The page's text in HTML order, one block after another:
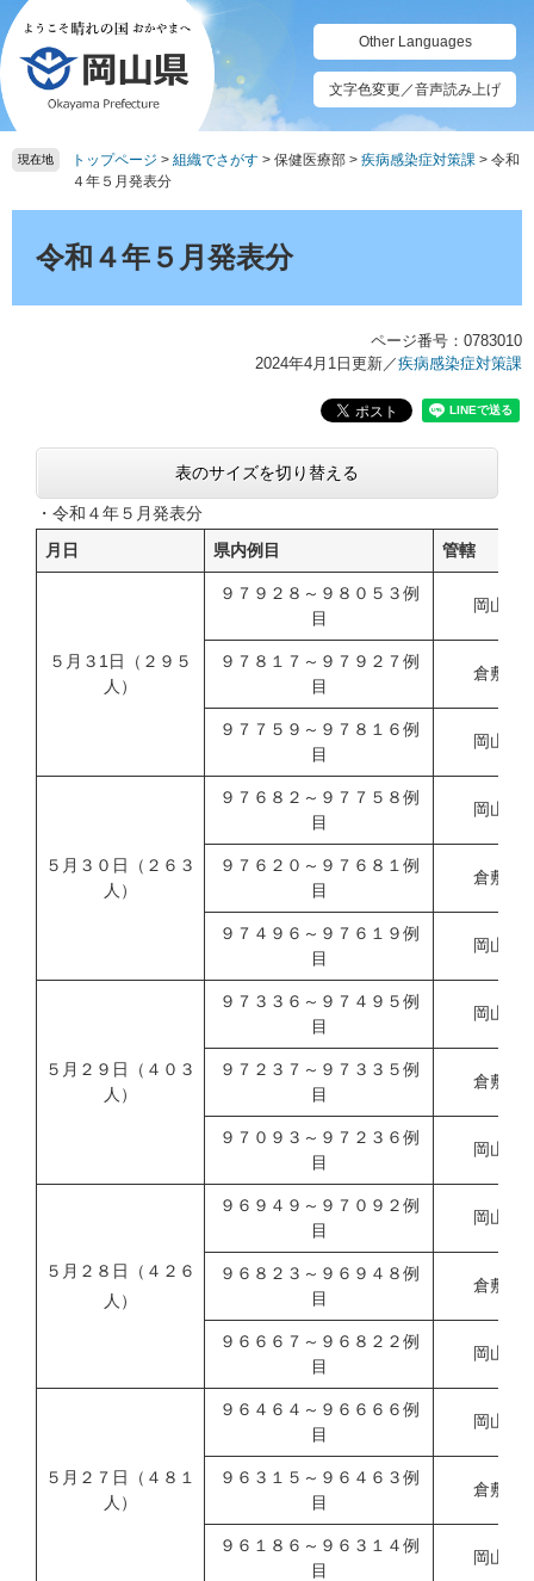
ペ
ー
ジ
の
先
頭
メ
ニ
ュ
ー
を
飛
て
Other Languages
文字色変更／音声読み上げ
現在地 トップページ > 組織でさがす > 保健医療部 > 疾病感染症対策課 > 令和
４年５月発表分
令和４年５月発表分
ページ番号：0783010
2024年4月1日更新／疾病感染症対策課
表のサイズを切り替える
・令和４年５月発表分
月日
県内例目 管轄
５月３1日（２９５
人）
９７９２８～９８０５３例
目
岡山市
９７８１７～９７９２７例
目
倉敷市
９７７５９～９７８１６例
目
岡山県
５月３０日（２６３
人）
９７６８２～９７７５８例
目
岡山市
９７６２０～９７６８１例
目
倉敷市
９７４９６～９７６１９例
目
岡山県
５月２９日（４０３
人）
９７３３６～９７４９５例
目
岡山市
９７２３７～９７３３５例
目
倉敷市
９７０９３～９７２３６例
目
岡山県
５月２８日（４２６
人）
９６９４９～９７０９２例
目
岡山市
９６８２３～９６９４８例
目
倉敷市
９６６６７～９６８２２例
目
岡山県
５月２７日（４８１
人）
９６４６４～９６６６６例
目
岡山市
９６３１５～９６４６３例
目
倉敷市
９６１８６～９６３１４例
目
岡山県